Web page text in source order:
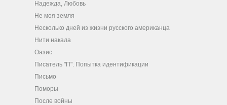
Надежда, Любовь
Не моя земля
Несколько дней из жизни русского американца
Нити накала
Оазис
Писатель "П". Попытка идентификации
Письмо
Поморы
После войны